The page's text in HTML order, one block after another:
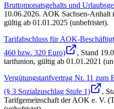
Bruttomonatsgehalts und
10.06.2026. AOK Sachsen-Anhalt
gültig ab 01.01.2025 (unbefristet).
Tarifabschluss für AOK-
460 bzw. 320 Euro)
, Stand
tarifunion, gültig ab 01.01.2021
Vergütungstarifvertrag Nr. 11
(§ 3 Sozialzuschlag Stufe 1)
,
Tarifgemeinschaft der AOK e. V.